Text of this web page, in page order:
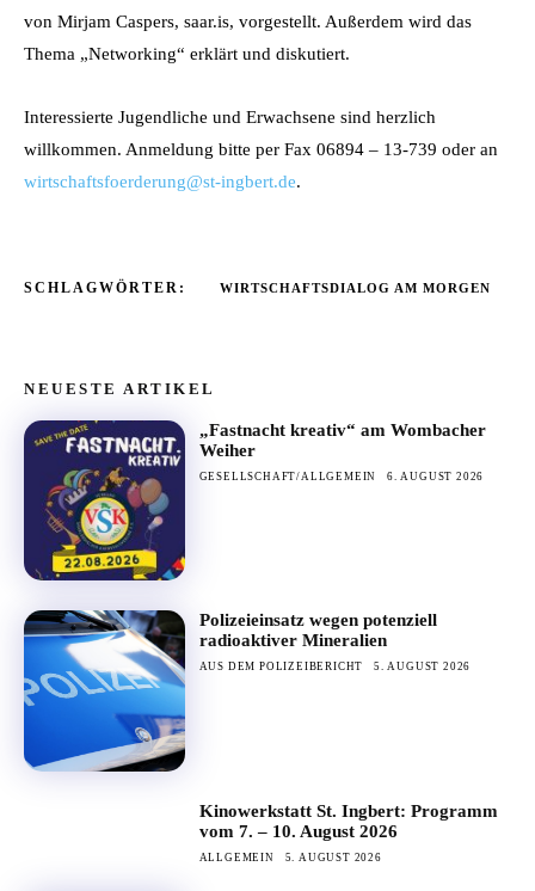
von Mirjam Caspers, saar.is, vorgestellt. Außerdem wird das
Thema „Networking“ erklärt und diskutiert.
Interessierte Jugendliche und Erwachsene sind herzlich
willkommen. Anmeldung bitte per Fax 06894 – 13-739 oder an
wirtschaftsfoerderung@st-ingbert.de.
SCHLAGWÖRTER: WIRTSCHAFTSDIALOG AM MORGEN
NEUESTE ARTIKEL
„Fastnacht kreativ“ am Wombacher
Weiher
GESELLSCHAFT/ALLGEMEIN 6. AUGUST 2026
Polizeieinsatz wegen potenziell
radioaktiver Mineralien
AUS DEM POLIZEIBERICHT 5. AUGUST 2026
Kinowerkstatt St. Ingbert: Programm
vom 7. – 10. August 2026
ALLGEMEIN 5. AUGUST 2026